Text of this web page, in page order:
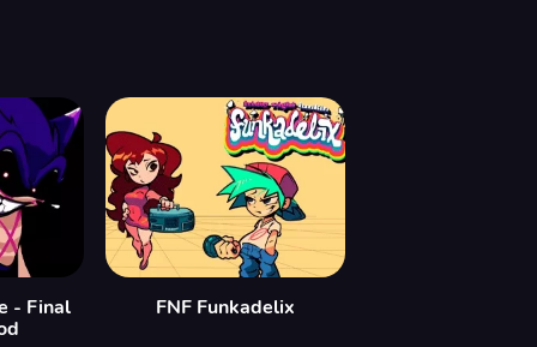
- Final
FNF Funkadelix